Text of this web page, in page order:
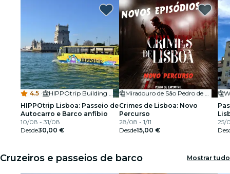
4.5 ·
HIPPOtrip Building - Doca de Santo
HIPPOtrip Lisboa: Passeio de
Autocarro e Barco anfíbio
10/08 - 31/08
Desde30,00 €
Miradouro de São Pedro de Alcântara
Crimes de Lisboa: Novo
Percurso
28/08 - 1/11
Desde15,00 €
25/
Cruzeiros e passeios de barco Mostrar tudo